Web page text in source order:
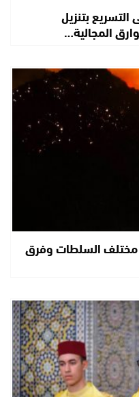
بتنزيل
المجالية…
مختلف السلطات وفرق